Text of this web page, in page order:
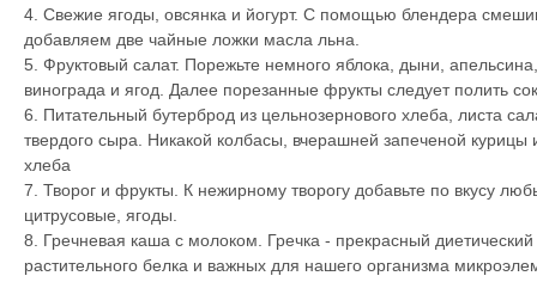
4. Свежие ягоды, овсянка и йогурт. С помощью блендера
добавляем две чайные ложки масла льна.
5. Фруктовый салат. Порежьте немного яблока, дыни,
винограда и ягод. Далее порезанные фрукты следует полить
6. Питательный бутерброд из цельнозернового хлеба, листа
твердого сыра. Никакой колбасы, вчерашней запеченой
хлеба
7. Творог и фрукты. К нежирному творогу добавьте по вкусу
цитрусовые, ягоды.
8. Гречневая каша с молоком. Гречка - прекрасный диетический
растительного белка и важных для нашего организма